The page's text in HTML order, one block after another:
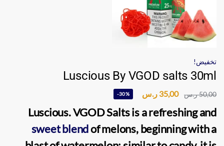
تخفيض!
Luscious By VGOD salts 30ml
50,00ر.س 35,00 ر.س -30%
Luscious. VGOD Saltsis a refreshing and
sweet blendof melons, beginning with a